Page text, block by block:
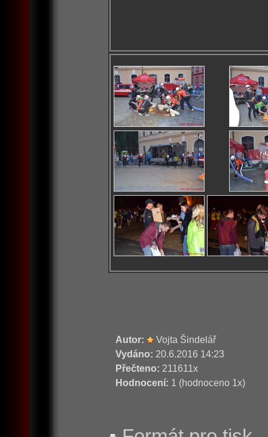
Autor:
Vojta Šindelář
Vydáno: 20.6.2016 14:23
Přečteno: 211611x
Hodnocení: 1 (hodnoceno 1x)